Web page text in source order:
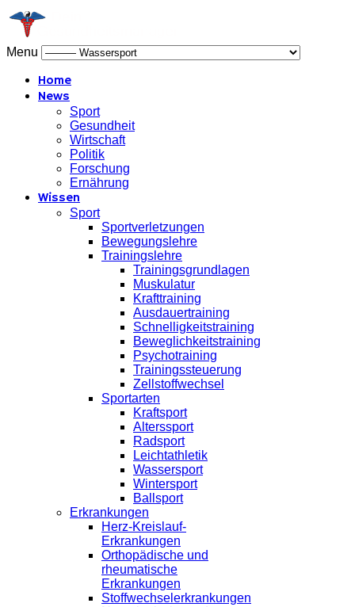
Menu
Home
News
Sport
Gesundheit
Wirtschaft
Politik
Forschung
Ernährung
Wissen
Sport
Sportverletzungen
Bewegungslehre
Trainingslehre
Trainingsgrundlagen
Muskulatur
Krafttraining
Ausdauertraining
Schnelligkeitstraining
Beweglichkeitstraining
Psychotraining
Trainingssteuerung
Zellstoffwechsel
Sportarten
Kraftsport
Alterssport
Radsport
Leichtathletik
Wassersport
Wintersport
Ballsport
Erkrankungen
Herz-Kreislauf-
Erkrankungen
Orthopädische und
rheumatische
Erkrankungen
Stoffwechselerkrankungen